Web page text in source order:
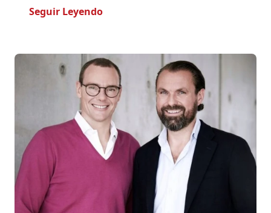
Seguir Leyendo- Onlogist Continúa Expansión